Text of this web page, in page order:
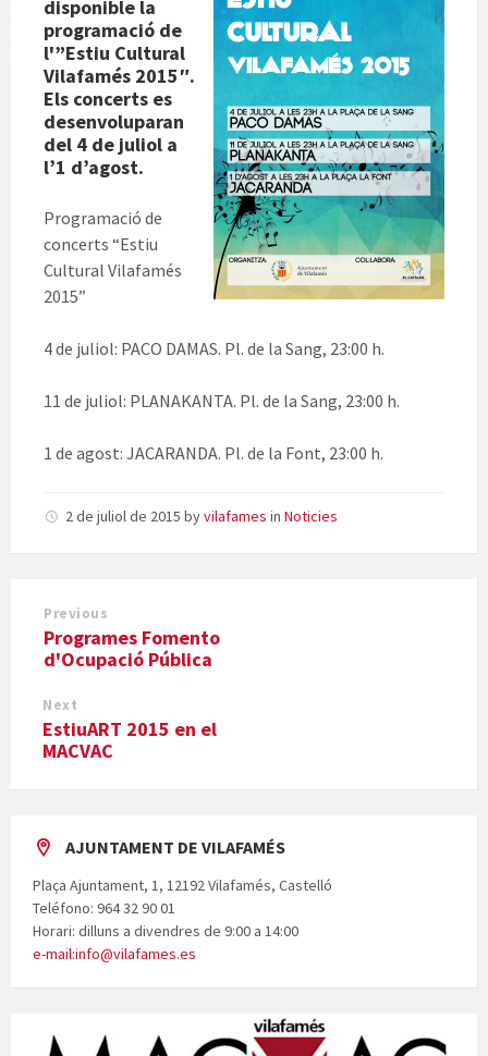
disponible la
programació de
l'”Estiu Cultural
Vilafamés 2015″.
Els concerts es
desenvoluparan
del 4 de juliol a
l’1 d’agost.
Programació de
concerts “Estiu
Cultural Vilafamés
2015”
4 de juliol: PACO DAMAS. Pl. de la Sang, 23:00 h.
11 de juliol: PLANAKANTA. Pl. de la Sang, 23:00 h.
1 de agost: JACARANDA. Pl. de la Font, 23:00 h.
2 de juliol de 2015 byvilafames in Noticies
Previous
Programes Fomento
d'Ocupació Pública
Next
EstiuART 2015 en el
MACVAC
AJUNTAMENT DE VILAFAMÉS
Plaça Ajuntament, 1, 12192 Vilafamés, Castelló
Teléfono: 964 32 90 01
Horari: dilluns a divendres de 9:00 a 14:00
e-mail:info@vilafames.es